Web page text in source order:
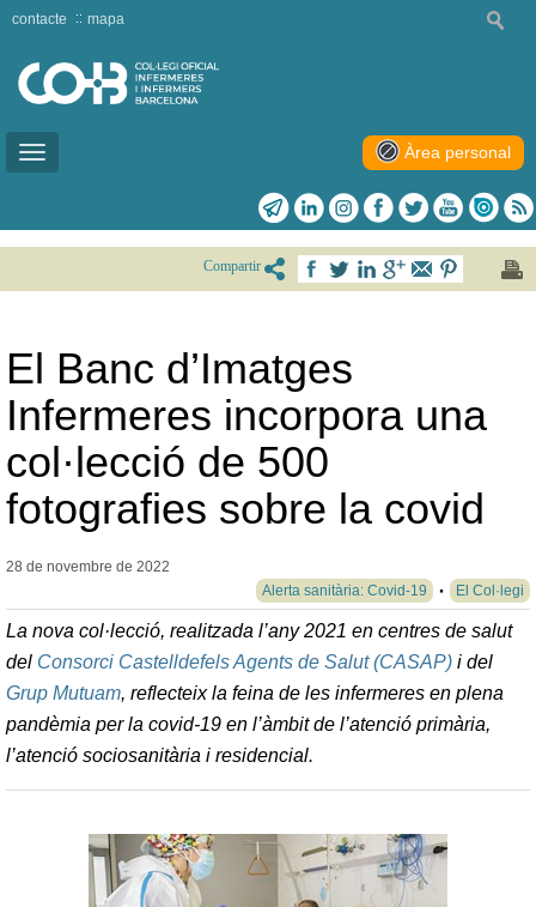
Toggle
contacte mapa
Àrea personal
Compartir
El Banc d’Imatges
Infermeres incorpora una
col·lecció de 500
fotografies sobre la covid
28 de novembre de 2022
Alerta sanitària: Covid-19
El Col·legi
La nova col·lecció, realitzada l’any 2021 en centres de salut
del Consorci Castelldefels Agents de Salut (CASAP) i del
Grup Mutuam, reflecteix la feina de les infermeres en plena
pandèmia per la covid-19 en l’àmbit de l’atenció primària,
l’atenció sociosanitària i residencial.